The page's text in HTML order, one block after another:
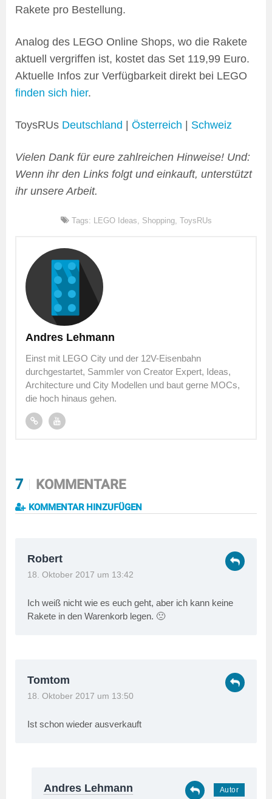
Rakete pro Bestellung.
Analog des LEGO Online Shops, wo die Rakete
aktuell vergriffen ist, kostet das Set 119,99 Euro.
Aktuelle Infos zur Verfügbarkeit direkt bei LEGO
finden sich hier.
ToysRUs Deutschland Österreich Schweiz
Vielen Dank für eure zahlreichen Hinweise! Und:
Wenn ihr den Links folgt und einkauft, unterstützt
ihr unsere Arbeit.
Tags: LEGO Ideas, Shopping, ToysRUs
Andres Lehmann
Einst mit LEGO City und der 12V-Eisenbahn
durchgestartet, Sammler von Creator Expert, Ideas,
Architecture und City Modellen und baut gerne MOCs,
die hoch hinaus gehen.
7 KOMMENTARE
KOMMENTAR HINZUFÜGEN
Robert
18. Oktober 2017 um 13:42
Ich weiß nicht wie es euch geht, aber ich kann keine
Rakete in den Warenkorb legen. 🙁
Tomtom
18. Oktober 2017 um 13:50
Ist schon wieder ausverkauft
Andres Lehmann